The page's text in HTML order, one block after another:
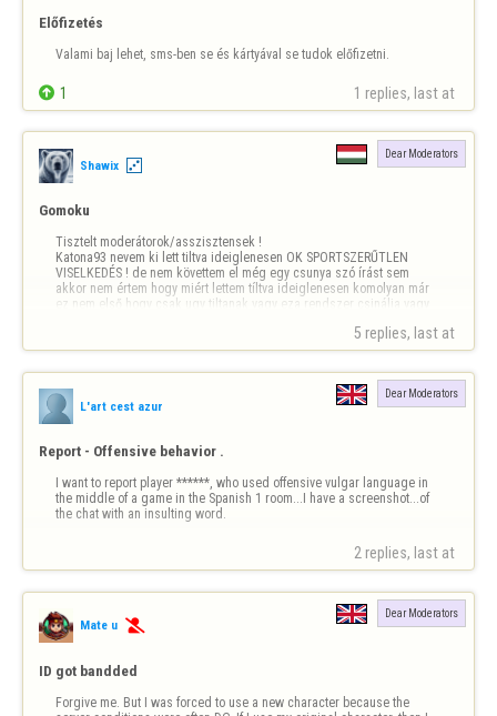
Előfizetés
Valami baj lehet, sms-ben se és kártyával se tudok előfizetni.
 1 1 replies, last at
Shawix
Dear Moderators
Gomoku
Tisztelt moderátorok/asszisztensek !
Katona93 nevem ki lett tiltva ideiglenesen OK SPORTSZERŰTLEN
VISELKEDÉS ! de nem követtem el még egy csunya szó írást sem
akkor nem értem hogy miért lettem tíltva ideiglenesen komolyan már
ez nem első hogy csak ugy tiltanak vagy eza rendszer csinálja vagy
5 replies, last at
L'art cest azur
Dear Moderators
Report - Offensive behavior .
I want to report player ******, who used offensive vulgar language in
the middle of a game in the Spanish 1 room...I have a screenshot...of
the chat with an insulting word.
2 replies, last at
Mate u 
Dear Moderators
ID got bandded
Forgive me. But I was forced to use a new character because the